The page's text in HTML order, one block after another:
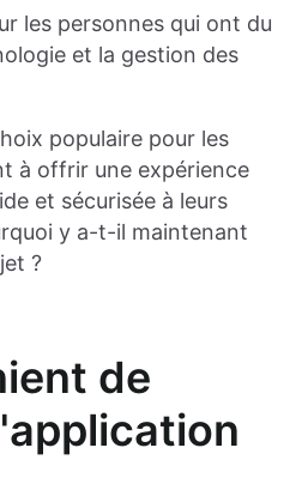
les personnes qui ont du
et la gestion des
populaire pour les
à offrir une expérience
et sécurisée à leurs
y a-t-il maintenant
?
de